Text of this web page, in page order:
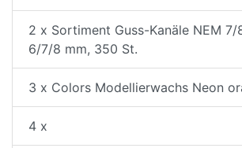
2 x Sortiment Guss-Kanäle NEM
6/7/8 mm, 350 St.
3 x Colors Modellierwachs Neon
4 x